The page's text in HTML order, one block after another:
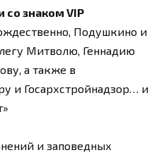
знаком VIP
Подушкино и
Митволю, Геннадию
а также в
и Госархстройнадзор… и
и заповедных